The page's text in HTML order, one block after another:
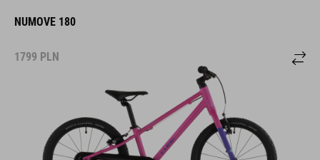
NUMOVE 180
1799 PLN